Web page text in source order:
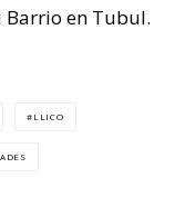
Barrio en Tubul.
LLICO